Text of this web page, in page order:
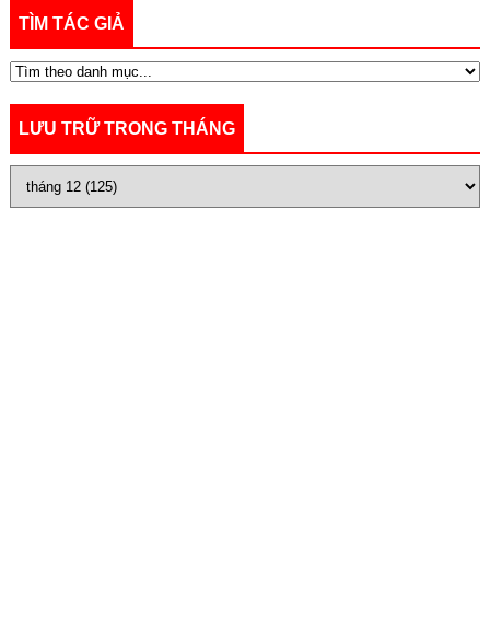
TÌM TÁC GIẢ
LƯU TRỮ TRONG THÁNG